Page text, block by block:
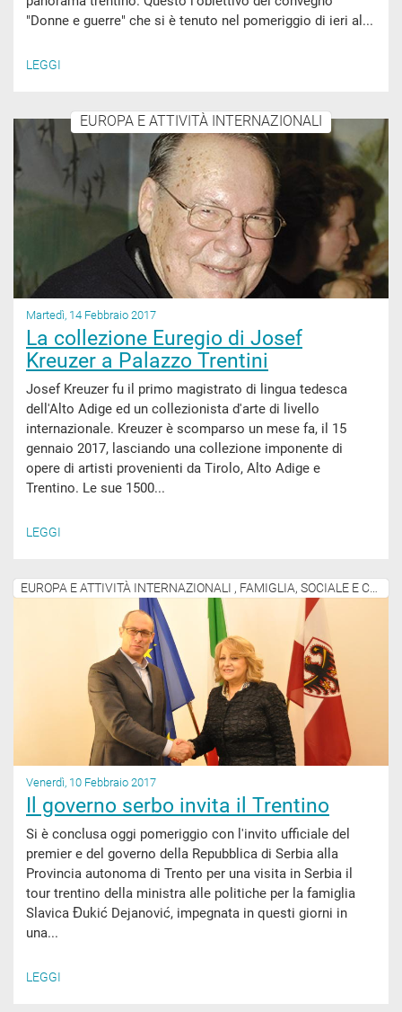
"Donne e guerre" che si è tenuto nel pomeriggio di ieri al...
LEGGI
EUROPA E ATTIVITÀ INTERNAZIONALI
Martedì, 14 Febbraio 2017
La collezione Euregio di Josef
Kreuzer a Palazzo Trentini
Josef Kreuzer fu il primo magistrato di lingua tedesca
dell'Alto Adige ed un collezionista d'arte di livello
internazionale. Kreuzer è scomparso un mese fa, il 15
gennaio 2017, lasciando una collezione imponente di
opere di artisti provenienti da Tirolo, Alto Adige e
Trentino. Le sue 1500...
LEGGI
Venerdì, 10 Febbraio 2017
Il governo serbo invita il Trentino
Si è conclusa oggi pomeriggio con l'invito ufficiale del
premier e del governo della Repubblica di Serbia alla
Provincia autonoma di Trento per una visita in Serbia il
tour trentino della ministra alle politiche per la famiglia
Slavica Đukić Dejanović, impegnata in questi giorni in
una...
LEGGI